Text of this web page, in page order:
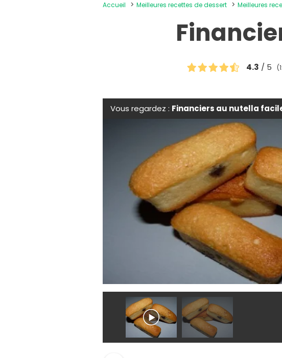
Accueil Meilleures recettes de dessert Meilleures
4.3 / 5
Vous regardez : Financiers au nutella